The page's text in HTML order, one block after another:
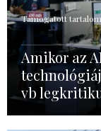
Támogatott tartalom
Amikor az
vb